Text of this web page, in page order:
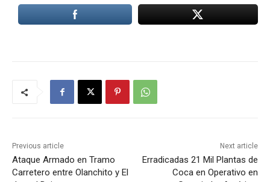
Previous article
Ataque Armado en Tramo
Carretero entre Olanchito y El
Next article
Erradicadas 21 Mil Plantas de
Coca en Operativo en